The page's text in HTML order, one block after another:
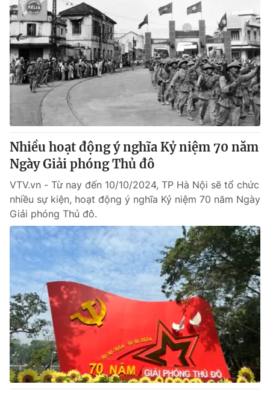
Nhiều hoạt động ý nghĩa Kỷ niệm 70 năm
Ngày Giải phóng Thủ đô
VTV.vn - Từ nay đến 10/10/2024, TP Hà Nội sẽ tổ chức
nhiều sự kiện, hoạt động ý nghĩa Kỷ niệm 70 năm Ngày
Giải phóng Thủ đô.